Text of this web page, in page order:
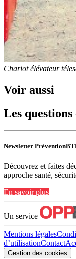
Chariot élévateur
Voir aussi
Les
Newsletter
Découvrez et faites
approche santé,
En savoir plus
Un service
Mentions légales
d’utilisationContact
Gestion des cookies